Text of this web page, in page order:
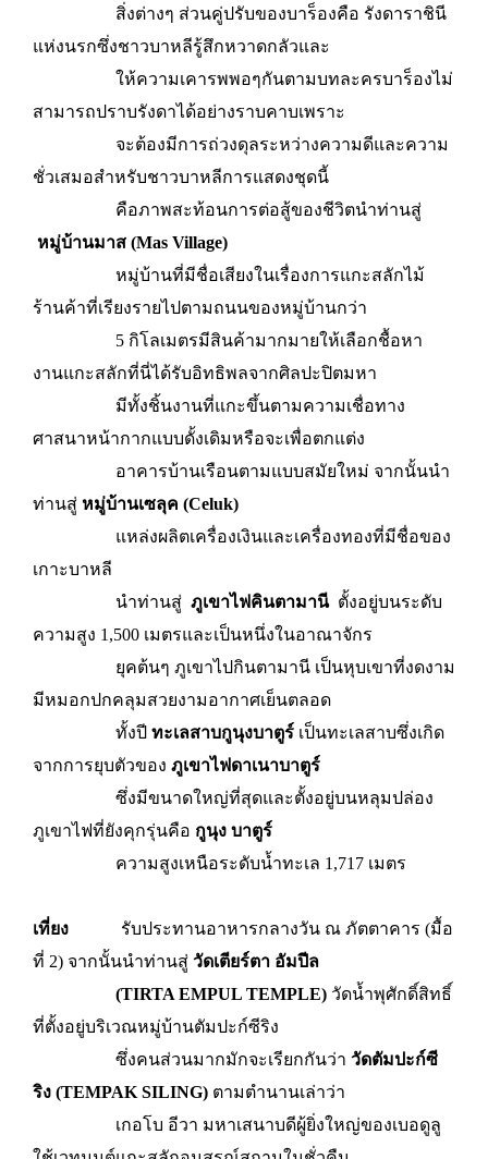
สิ่งต่างๆ ส่วนคู่ปรับของบาร็องคือ รังดาราชินี
แห่งนรกซึ่งชาวบาหลีรู้สึกหวาดกลัวและ
ให้ความเคารพพอๆกันตามบทละครบาร็องไม่
สามารถปราบรังดาได้อย่างราบคาบเพราะ
จะต้องมีการถ่วงดุลระหว่างความดีและความ
ชั่วเสมอสำหรับชาวบาหลีการแสดงชุดนี้
คือภาพสะท้อนการต่อสู้ของชีวิตนำท่านสู่
หมู่บ้านมาส (Mas Village)
หมู่บ้านที่มีชื่อเสียงในเรื่องการแกะสลักไม้
ร้านค้าที่เรียงรายไปตามถนนของหมู่บ้านกว่า
5 กิโลเมตรมีสินค้ามากมายให้เลือกชื้อหา
งานแกะสลักที่นี่ได้รับอิทธิพลจากศิลปะปิตมหา
มีทั้งชิ้นงานที่แกะขึ้นตามความเชื่อทาง
ศาสนาหน้ากากแบบดั้งเดิมหรือจะเพื่อตกแต่ง
อาคารบ้านเรือนตามแบบสมัยใหม่ จากนั้นนำ
ท่านสู่ หมู่บ้านเซลุค (Celuk)
แหล่งผลิตเครื่องเงินและเครื่องทองที่มีชื่อของ
เกาะบาหลี
นำท่านสู่ ภูเขาไฟคินตามานี ตั้งอยู่บนระดับ
ความสูง 1,500 เมตรและเป็นหนึ่งในอาณาจักร
ยุคต้นๆ ภูเขาไปกินตามานี เป็นหุบเขาที่งดงาม
มีหมอกปกคลุมสวยงามอากาศเย็นตลอด
ทั้งปี ทะเลสาบกูนุงบาตูร์ เป็นทะเลสาบซึ่งเกิด
จากการยุบตัวของ ภูเขาไฟดาเนาบาตูร์
ซึ่งมีขนาดใหญ่ที่สุดและตั้งอยู่บนหลุมปล่อง
ภูเขาไฟที่ยังคุกรุ่นคือ กูนุง บาตูร์
ความสูงเหนือระดับน้ำทะเล 1,717 เมตร
เที่ยง รับประทานอาหารกลางวัน ณ ภัตตาคาร (มื้อ
ที่ 2) จากนั้นนำท่านสู่ วัดเตียร์ตา อัมปีล
(TIRTA EMPUL TEMPLE) วัดน้ำพุศักดิ์สิทธิ์
ที่ตั้งอยู่บริเวณหมู่บ้านตัมปะก์ซีริง
ซึ่งคนส่วนมากมักจะเรียกกันว่า วัดตัมปะก์ซี
ริง (TEMPAK SILING) ตามตำนานเล่าว่า
เกอโบ อีวา มหาเสนาบดีผู้ยิ่งใหญ่ของเบอดูลู